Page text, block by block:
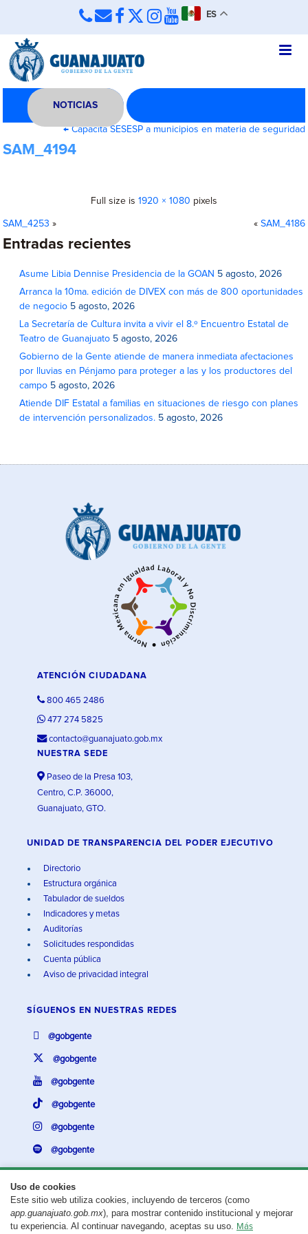
ES
NOTICIAS
←Capacita SESESP a municipios en materia de seguridad
SAM_4194
Full size is 1920 × 1080 pixels
SAM_4253 » « SAM_4186
Entradas recientes
Asume Libia Dennise Presidencia de la GOAN 5 agosto, 2026
Arranca la 10ma. edición de DIVEX con más de 800 oportunidades
de negocio 5 agosto, 2026
La Secretaría de Cultura invita a vivir el 8.º Encuentro Estatal de
Teatro de Guanajuato 5 agosto, 2026
Gobierno de la Gente atiende de manera inmediata afectaciones
por lluvias en Pénjamo para proteger a las y los productores del
campo 5 agosto, 2026
Atiende DIF Estatal a familias en situaciones de riesgo con planes
de intervención personalizados. 5 agosto, 2026
Uso de cookies
Este sitio web utiliza cookies, incluyendo de terceros (como
app.guanajuato.gob.mx), para mostrar contenido institucional y mejorar
tu experiencia. Al continuar navegando, aceptas su uso. Más
ATENCIÓN CIUDADANA
800 465 2486
477 274 5825
contacto@guanajuato.gob.mx
NUESTRA SEDE
Paseo de la Presa 103,
Centro, C.P. 36000,
Guanajuato, GTO.
UNIDAD DE TRANSPARENCIA DEL PODER EJECUTIVO
Directorio
Estructura orgánica
Tabulador de sueldos
Indicadores y metas
Auditorías
Solicitudes respondidas
Cuenta pública
Aviso de privacidad integral
SÍGUENOS EN NUESTRAS REDES
@gobgente
@gobgente
@gobgente
@gobgente
@gobgente
@gobgente
¿Existe algún problema con esta página?Repórtalo aquí.